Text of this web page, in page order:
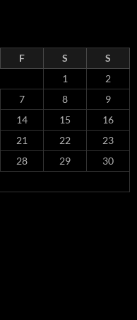
F S
S
1
2
7 8
9
14 15
16
21 22
23
28 29
30